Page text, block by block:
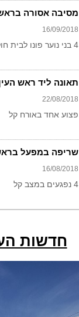
מסיבה אסורה
16/09/2018
4 בני נוער פונו לבית חולים
תאונה ליד ראש
22/08/2018
פצוע אחד באורח קל
שריפה במפעל
16/08/2018
4 נפגעים במצב קל
חדשות